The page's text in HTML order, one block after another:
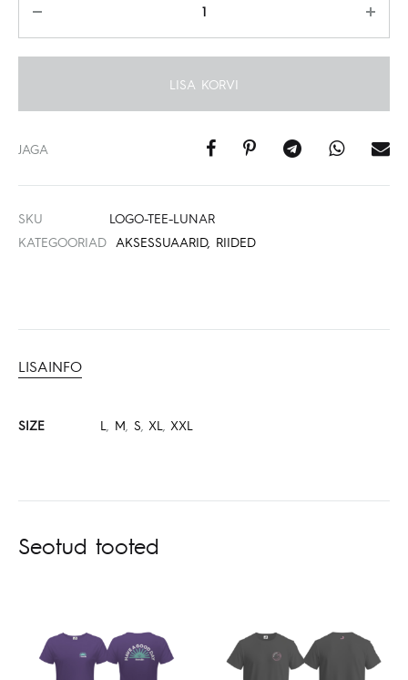
LISA KORVI
JAGA
SKU
LOGO-TEE-LUNAR
KATEGOORIAD
AKSESSUAARID, RIIDED
LISAINFO
SIZE L M S XL XXL
Seotud tooted